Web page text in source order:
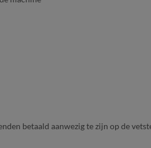
betaald aanwezig te zijn op de